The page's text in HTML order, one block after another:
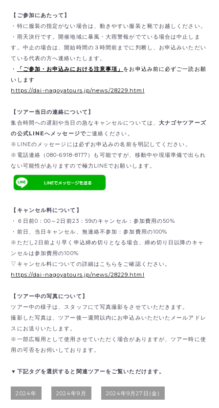
【ご参加にあたって】
・特に服装の指定がない場合は、動きやすい服装と靴でお越しください。
・雨天決行です。開催地域に暴風・大雨警報がでている場合は中止しま
す。中止の場合は、開始時間の３時間前までに判断し、お申込みいただい
ている代表の方へ連絡いたします。
・
「ご参加・お申込みにおける注意事項」 をお申込み前に必ずご一読お願
いします
https://dai-nagoyatours.jp/news/28229.html
【ツアー当日の連絡について】
集合時間への遅刻や当日の急なキャンセルについては、 大ナゴヤツアーズ
の公式LINEへメッセージでご連絡ください。
※LINEのメッセージには必ずお申込みの名前を明記してください。
※電話連絡（080-6918-8177）も可能ですが、移動中や現場準備で出られ
ない可能性がありますので極力LINEでお願いします。
【キャンセル料について】
・６日前0：00～2日前23：59のキャンセル：参加費用の50%
・前日、当日キャンセル、無連絡不参加：参加費用の100%
※ただし2日前より早く申込締め切りとなる場合、締め切り日以降のキャ
ンセルは参加費用の100%
▽キャンセル料についての詳細はこちらをご確認ください。
https://dai-nagoyatours.jp/news/28229.html
【ツアー中の写真について】
ツアー中の様子は、スタッフにて写真撮影をさせていただきます。
撮影した写真は、ツアー後一週間以内にお申込みいただいたメールアドレ
スにお送りいたします。
※一部広報用として使用させていただく場合がありますが、ツアー時に使
用の可否をお伺いしております。
▼下記タグを選択すると関連ツアーをご覧いただけます。
2024年 2024年9月 2024年9月27日(金)